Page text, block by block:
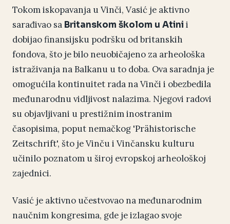
Tokom iskopavanja u Vinči, Vasić je aktivno
sarađivao sa Britanskom školom u Atini i
dobijao finansijsku podršku od britanskih
fondova, što je bilo neuobičajeno za arheološka
istraživanja na Balkanu u to doba. Ova saradnja je
omogućila kontinuitet rada na Vinči i obezbedila
međunarodnu vidljivost nalazima. Njegovi radovi
su objavljivani u prestižnim inostranim
časopisima, poput nemačkog 'Prähistorische
Zeitschrift', što je Vinču i Vinčansku kulturu
učinilo poznatom u široj evropskoj arheološkoj
zajednici.
Vasić je aktivno učestvovao na međunarodnim
naučnim kongresima, gde je izlagao svoje